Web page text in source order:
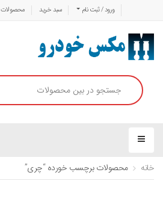
ورود / ثبت نام سبد خرید محصولات
خانه محصولات برچسب خورده “چری”